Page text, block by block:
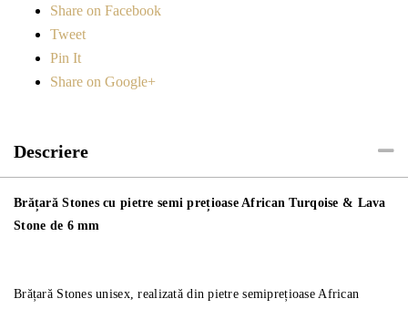
African
Turqoise
6
Share on Facebook
Tweet
Pin It
Share on Google+
Descriere
Brățară Stones cu pietre semi prețioase African Turqoise & Lava
Stone de 6 mm
Brățară Stones unisex, realizată din pietre semiprețioase African